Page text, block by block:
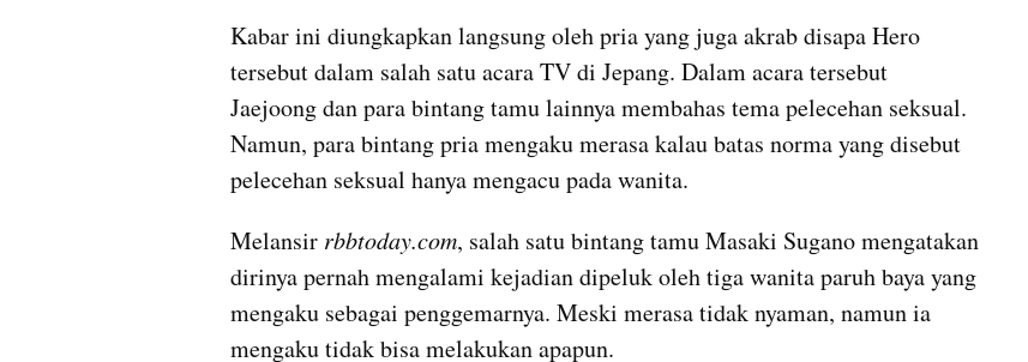
Kabar ini diungkapkan langsung oleh pria yang juga akrab disapa Hero
tersebut dalam salah satu acara TV di Jepang. Dalam acara tersebut
Jaejoong dan para bintang tamu lainnya membahas tema pelecehan seksual.
Namun, para bintang pria mengaku merasa kalau batas norma yang disebut
pelecehan seksual hanya mengacu pada wanita.
Melansir rbbtoday.com, salah satu bintang tamu Masaki Sugano mengatakan
dirinya pernah mengalami kejadian dipeluk oleh tiga wanita paruh baya yang
mengaku sebagai penggemarnya. Meski merasa tidak nyaman, namun ia
mengaku tidak bisa melakukan apapun.